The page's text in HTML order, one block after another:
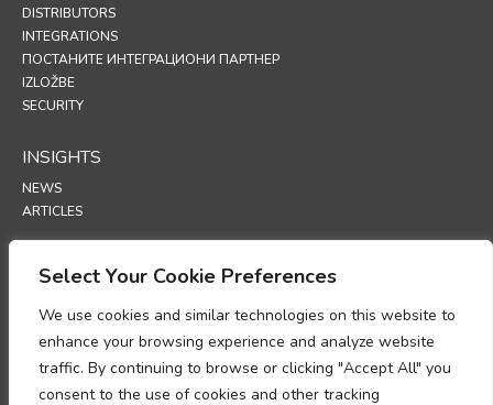
Select Your Cookie Preferences
We use cookies and similar technologies on this website to
enhance your browsing experience and analyze website
traffic. By continuing to browse or clicking "Accept All" you
consent to the use of cookies and other tracking
DISTRIBUTORS
INTEGRATIONS
ПОСТАНИТЕ ИНТЕГРАЦИОНИ ПАРТНЕР
IZLOŽBE
SECURITY
INSIGHTS
NEWS
ARTICLES
SUPPORT
POLICIES
ПОЛИТИКА ПРИВАТНОСТИ
ПОЛИТИКА О КОЛАЧИЋИМА